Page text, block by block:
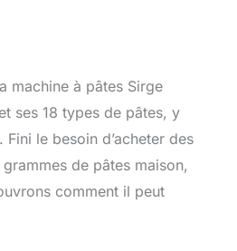
machine à pâtes Sirge
ses 18 types de pâtes, y
le besoin d’acheter des
de pâtes maison,
comment il peut